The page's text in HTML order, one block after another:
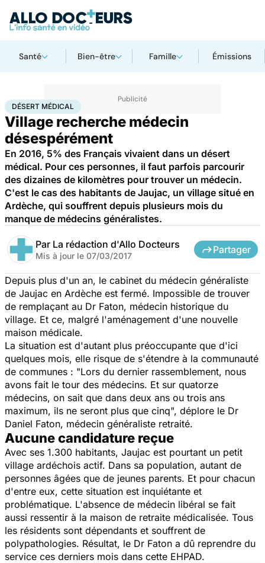
Santé Bien-être Famille Émissions
AccueilSantéDésert médical
DÉSERT MÉDICAL
Village recherche médecin
désespérément
En 2016, 5% des Français vivaient dans un désert
médical. Pour ces personnes, il faut parfois parcourir
des dizaines de kilomètres pour trouver un médecin.
C'est le cas des habitants de Jaujac, un village situé en
Ardèche, qui souffrent depuis plusieurs mois du
manque de médecins généralistes.
Par La rédaction d'Allo Docteurs
Mis à jour le 07/03/2017
Partager
Depuis plus d'un an, le cabinet du médecin généraliste
de Jaujac en Ardèche est fermé. Impossible de trouver
de remplaçant au Dr Faton, médecin historique du
village. Et ce, malgré l'aménagement d'une nouvelle
maison médicale.
La situation est d'autant plus préoccupante que d'ici
quelques mois, elle risque de s'étendre à la communauté
de communes : "Lors du dernier rassemblement, nous
avons fait le tour des médecins. Et sur quatorze
médecins, on sait que dans deux ans ou trois ans
maximum, ils ne seront plus que cinq", déplore le Dr
Daniel Faton, médecin généraliste retraité.
Aucune candidature reçue
Avec ses 1.300 habitants, Jaujac est pourtant un petit
village ardéchois actif. Dans sa population, autant de
personnes âgées que de jeunes parents. Et pour chacun
d'entre eux, cette situation est inquiétante et
problématique. L'absence de médecin libéral se fait
aussi ressentir à la maison de retraite médicalisée. Tous
les résidents sont dépendants et souffrent de
polypathologies. Résultat, le Dr Faton a dû reprendre du
service ces derniers mois dans cette EHPAD.